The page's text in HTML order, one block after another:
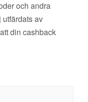
och andra
utfärdats av
din cashback